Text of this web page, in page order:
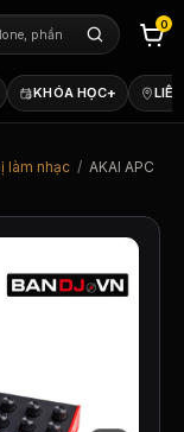
KHÓA HỌC+
0
làm nhạc / AKAI APC